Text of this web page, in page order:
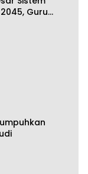
Guru
Persen